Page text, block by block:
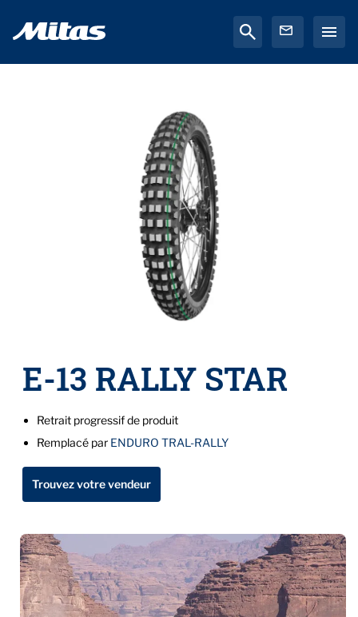
E-13 RALLY STAR
Retrait progressif de produit
Remplacé par ENDURO TRAL-RALLY
Trouvez votre vendeur